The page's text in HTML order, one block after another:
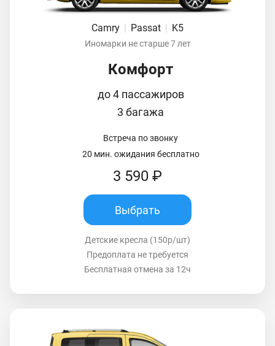
Camry Passat K5
Иномарки не старше 7 лет
Комфорт
до 4 пассажиров
3 багажа
Встреча по звонку
20 мин. ожидания бесплатно
3 590 ₽
Выбрать
Детские кресла (150р/шт)
Предоплата не требуется
Бесплатная отмена за 12ч